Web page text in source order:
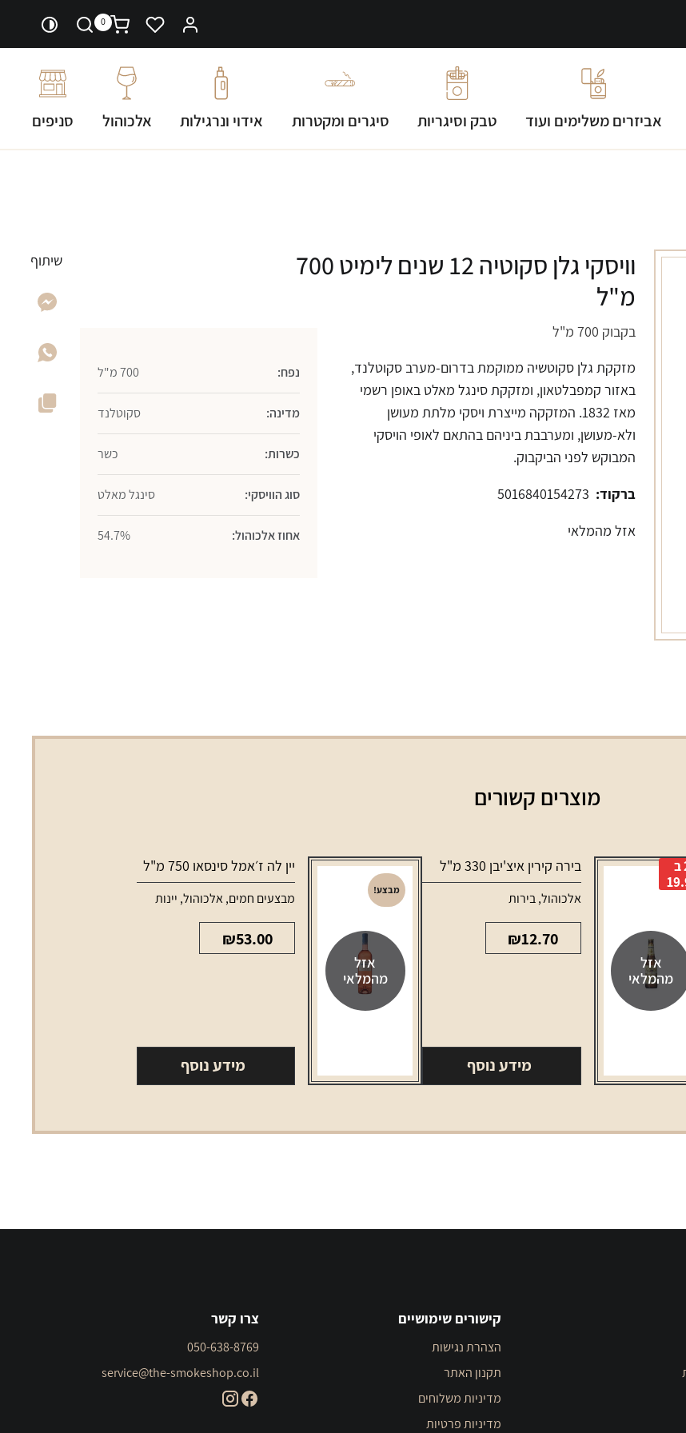
0
אביזרים משלימים ועוד טבק וסיגריות סיגרים ומקטרות אידוי ונרגילות אלכוהול סניפים
וויסקי גלן סקוטיה 12 שנים לימיט 700
מ"ל
בקבוק 700 מ"ל
מזקקת גלן סקוטשיה ממוקמת בדרום-מערב סקוטלנד,
באזור קמפבלטאון, ומזקקת סינגל מאלט באופן רשמי
מאז 1832. המזקקה מייצרת ויסקי מלתת מעושן
ולא-מעושן, ומערבבת ביניהם בהתאם לאופי הויסקי
המבוקש לפני הביקבוק.
ברקוד:
אזל מהמלאי
נפח: 700 מ"ל
מדינה: סקוטלנד
כשרות: כשר
סוג הוויסקי: סינגל מאלט
אחוז אלכוהול: 54.7%
שיתוף
מוצרים קשורים
אזל
מהמלאי
2 ב
בירה קירין איצ'יבן 330 מ"ל
אלכוהול,בירות
₪12.70
מידע נוסף
אזל
מהמלאי
מבצע!
יין לה ז׳אמל סינסאו 750 מ"ל
מבצעים חמים,אלכוהול, יינות
₪53.00
מידע נוסף
קישורים שימושיים
הצהרת נגישות
תקנון האתר
מדיניות משלוחים
מדיניות פרטיות
צרו קשר
050-638-8769
service@the-smokeshop.co.il